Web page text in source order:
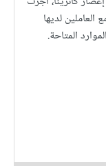
مع العاملين لديها
المتاحة.